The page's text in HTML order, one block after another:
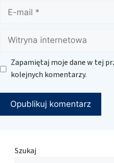
mail
Witryna
internetowa
Zapamiętaj moje dane w tej
kolejnych komentarzy.
Szukaj